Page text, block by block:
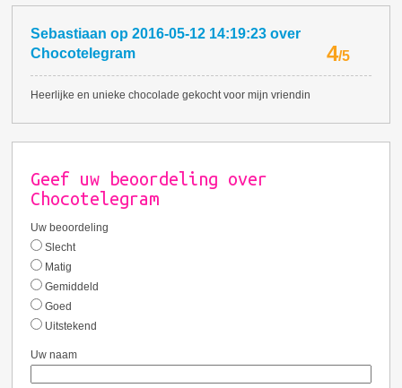
Sebastiaan op2016-05-12 14:19:23 over
Chocotelegram
4/5
Heerlijke en unieke chocolade gekocht voor mijn vriendin
Geef uw beoordeling over
Chocotelegram
Uw beoordeling
Slecht
Matig
Gemiddeld
Goed
Uitstekend
Uw naam